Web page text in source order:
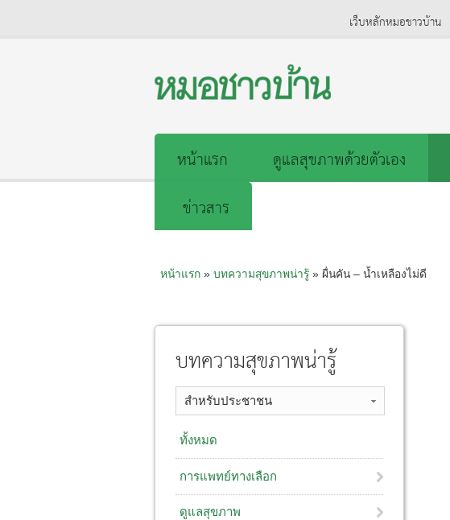
เว็บหลักหมอชาวบ้าน
หน้าแรก ดูแลสุขภาพด้วยตัวเอง
ข่าวสาร
หน้าแรก» บทความสุขภาพน่ารู้» ผื่นคัน – น้ำเหลืองไม่ดี
บทความสุขภาพน่ารู้
สำหรับประชาชน
ทั้งหมด
การแพทย์ทางเลือก
ดูแลสุขภาพ